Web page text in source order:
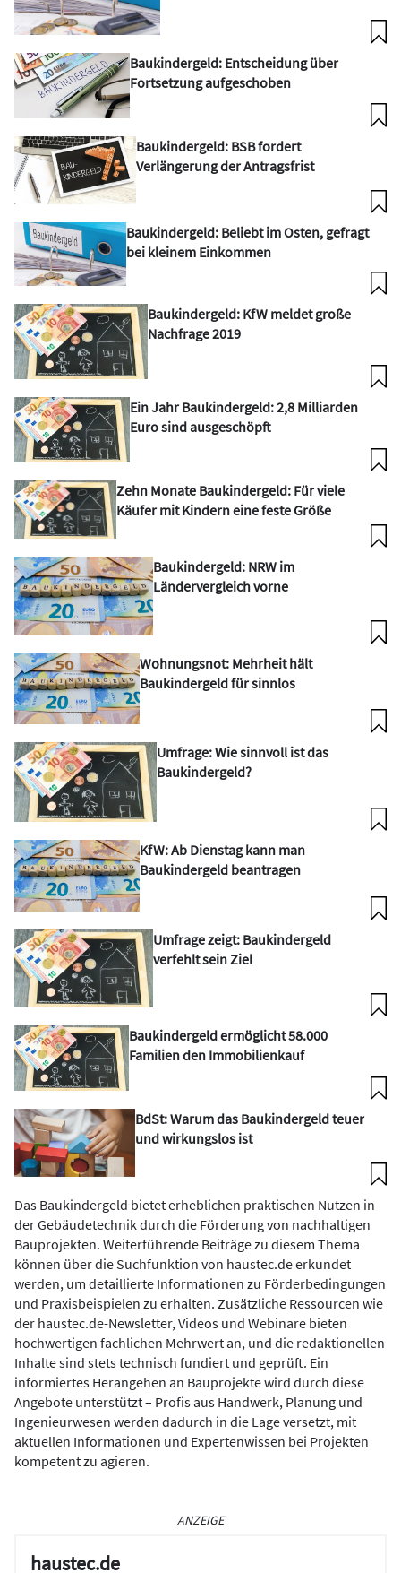
Baukindergeld: Entscheidung über
Fortsetzung aufgeschoben
Baukindergeld: BSB fordert
Verlängerung der Antragsfrist
Baukindergeld: Beliebt im Osten, gefragt
bei kleinem Einkommen
Baukindergeld: KfW meldet große
Nachfrage 2019
Ein Jahr Baukindergeld: 2,8 Milliarden
Euro sind ausgeschöpft
Zehn Monate Baukindergeld: Für viele
Käufer mit Kindern eine feste Größe
Baukindergeld: NRW im
Ländervergleich vorne
Wohnungsnot: Mehrheit hält
Baukindergeld für sinnlos
Umfrage: Wie sinnvoll ist das
Baukindergeld?
KfW: Ab Dienstag kann man
Baukindergeld beantragen
Umfrage zeigt: Baukindergeld
verfehlt sein Ziel
Baukindergeld ermöglicht 58.000
Familien den Immobilienkauf
BdSt: Warum das Baukindergeld teuer
und wirkungslos ist
Das Baukindergeld bietet erheblichen praktischen Nutzen in
der Gebäudetechnik durch die Förderung von nachhaltigen
Bauprojekten. Weiterführende Beiträge zu diesem Thema
können über die Suchfunktion von haustec.de erkundet
werden, um detaillierte Informationen zu Förderbedingungen
und Praxisbeispielen zu erhalten. Zusätzliche Ressourcen wie
der haustec.de-Newsletter, Videos und Webinare bieten
hochwertigen fachlichen Mehrwert an, und die redaktionellen
Inhalte sind stets technisch fundiert und geprüft. Ein
informiertes Herangehen an Bauprojekte wird durch diese
Angebote unterstützt – Profis aus Handwerk, Planung und
Ingenieurwesen werden dadurch in die Lage versetzt, mit
aktuellen Informationen und Expertenwissen bei Projekten
kompetent zu agieren.
ANZEIGE
haustec.de